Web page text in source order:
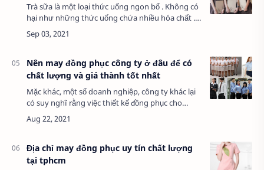
Trà sữa là một loại thức uống ngon bổ . Không có
hại như những thức uống chứa nhiều hóa chất .
Nên nhận được sự ủng hộ khá đông đảo của giới
trẻ.Cơn sốt …
Nên may đồng phục công ty ở đâu để có
chất lượng và giá thành tốt nhất
Mặc khác, một số doanh nghiệp, công ty khác lại
có suy nghĩ rằng việc thiết kế đồng phục cho
công ty là tốn kém và thật sự không cần
thiết? Thậm chí là những bộ đồng phục công…
Địa chỉ may đồng phục uy tín chất lượng
tại tphcm